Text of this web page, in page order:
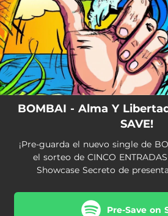
BOMBAI - Alma Y Libertad
SAVE!
¡Pre-guarda el nuevo single de
el sorteo de CINCO
Showcase Secreto de
Pre-Save on